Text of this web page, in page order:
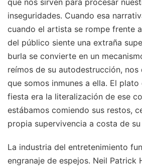
inseguridades. Cuando esa
cuando el artista se rompe frente
del público siente una extraña
burla se convierte en un
reímos de su autodestrucción, nos
que somos inmunes a ella. El
fiesta era la literalización de ese
estábamos comiendo sus restos,
propia supervivencia a costa de
La industria del entretenimiento
engranaje de espejos. Neil Patrick